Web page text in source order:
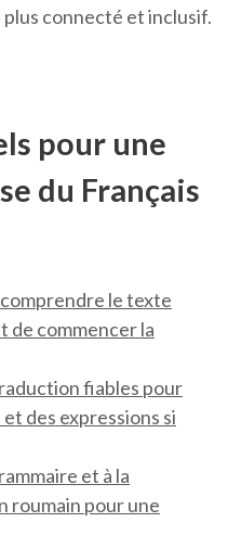
connecté et inclusif.
pour une
du Français
le texte
de commencer la
fiables pour
des expressions si
et à la
roumain pour une